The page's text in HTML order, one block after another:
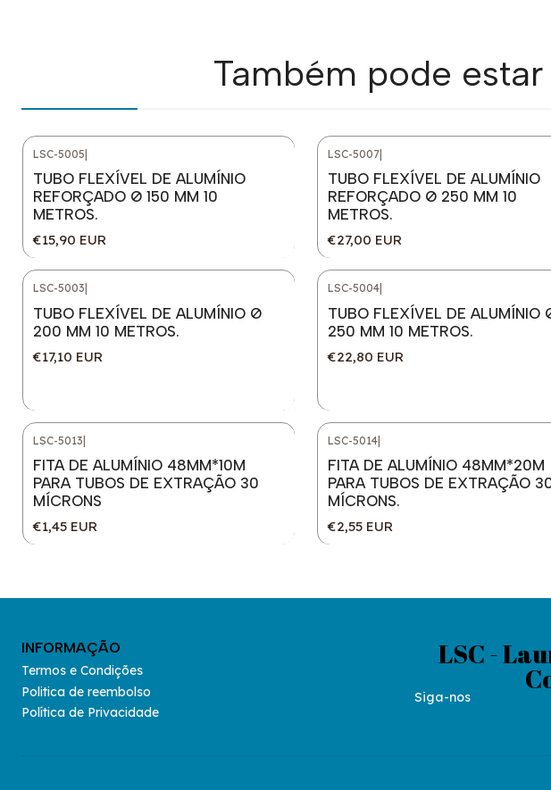
Também pode
LSC-5005
TUBO FLEXÍVEL DE ALUMÍNIO
REFORÇADO Ø 150 MM 10
METROS.
€15,90 EUR
LSC-5007
TUBO FLEXÍVEL DE ALUMÍNIO
REFORÇADO Ø 250 MM 10
METROS.
€27,00 EUR
LSC-5003
TUBO FLEXÍVEL DE ALUMÍNIO Ø
200 MM 10 METROS.
€17,10 EUR
LSC-5004
TUBO FLEXÍVEL DE ALUMÍNIO
250 MM 10 METROS.
€22,80 EUR
LSC-5013
FITA DE ALUMÍNIO 48MM*10M
PARA TUBOS DE EXTRAÇÃO 30
MÍCRONS
€1,45 EUR
LSC-5014
FITA DE ALUMÍNIO 48MM*20M
PARA TUBOS DE EXTRAÇÃO
MÍCRONS.
€2,55 EUR
INFORMAÇÃO
Termos e Condições
Politica de reembolso
Política de Privacidade
LSC -
Siga-nos